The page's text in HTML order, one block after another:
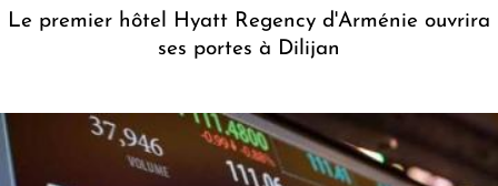
Le premier hôtel Hyatt Regency d'Arménie ouvrira
ses portes à Dilijan